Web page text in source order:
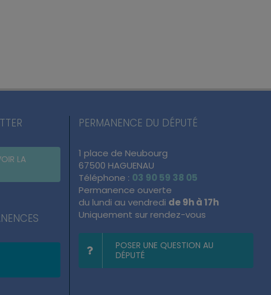
LA
PERMANENCE DU DÉPUTÉ
1 place de Neubourg
67500 HAGUENAU
Téléphone : 03 90 59 38 05
Permanence ouverte
du lundi au vendredi de 9h à 17h
Uniquement sur rendez-vous
POSER UNE QUESTION AU
DÉPUTÉ